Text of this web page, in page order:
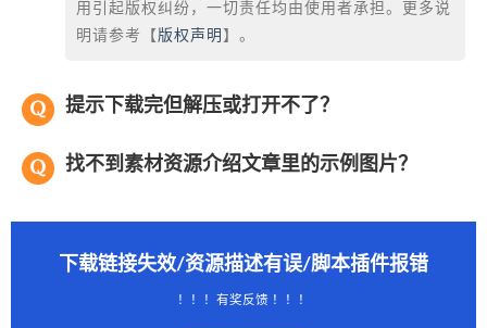
用引起版权纠纷，一切责任均由使用者承担。更多说
明请参考【 版权声明 】。
提示下载完但解压或打开不了？
找不到素材资源介绍文章里的示例图片？
下载链接失效/资源描述有误/脚本插件报错
！！！有奖反馈 ！！！